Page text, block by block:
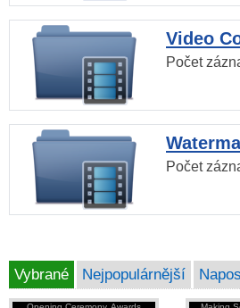
Video
Počet
Počet
Vybrané Nejpopulárnější